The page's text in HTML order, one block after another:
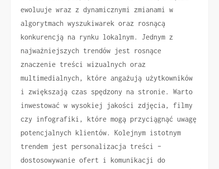
ewoluuje wraz z dynamicznymi zmianami w
algorytmach wyszukiwarek oraz rosnącą
konkurencją na rynku lokalnym. Jednym z
najważniejszych trendów jest rosnące
znaczenie treści wizualnych oraz
multimedialnych, które angażują użytkowników
i zwiększają czas spędzony na stronie. Warto
inwestować w wysokiej jakości zdjęcia, filmy
czy infografiki, które mogą przyciągnąć uwagę
potencjalnych klientów. Kolejnym istotnym
trendem jest personalizacja treści –
dostosowywanie ofert i komunikacji do